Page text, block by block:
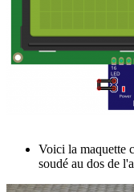
Voici la maquette
soudé au dos de